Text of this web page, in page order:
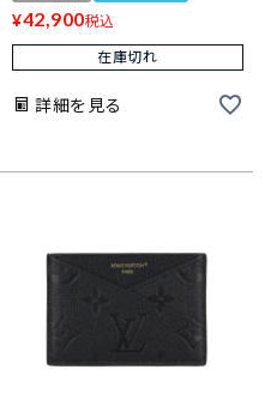
¥42,900税込
在庫切れ
詳細を見る